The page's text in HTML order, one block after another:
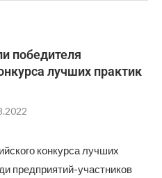
победителя
лучших практик
конкурса лучших
предприятий-участников